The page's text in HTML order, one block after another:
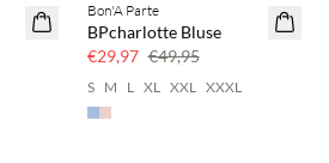
40 % Rabatt
Bon'A Parte
BPcharlotte Bluse
€29,97 €49,95
S M L XL XXL XXXL